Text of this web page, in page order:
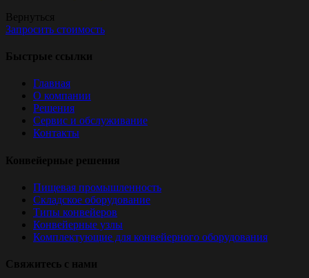
Вернуться
Запросить стоимость
Быстрые ссылки
Главная
О компании
Решения
Сервис и обслуживание
Контакты
Конвейерные решения
Пищевая промышленность
Складское оборудование
Типы конвейеров
Конвейерные узлы
Комплектующие для конвейерного оборудования
Свяжитесь с нами